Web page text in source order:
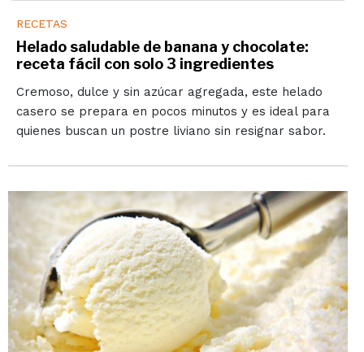
RECETAS
Helado saludable de banana y chocolate:
receta fácil con solo 3 ingredientes
Cremoso, dulce y sin azúcar agregada, este helado
casero se prepara en pocos minutos y es ideal para
quienes buscan un postre liviano sin resignar sabor.